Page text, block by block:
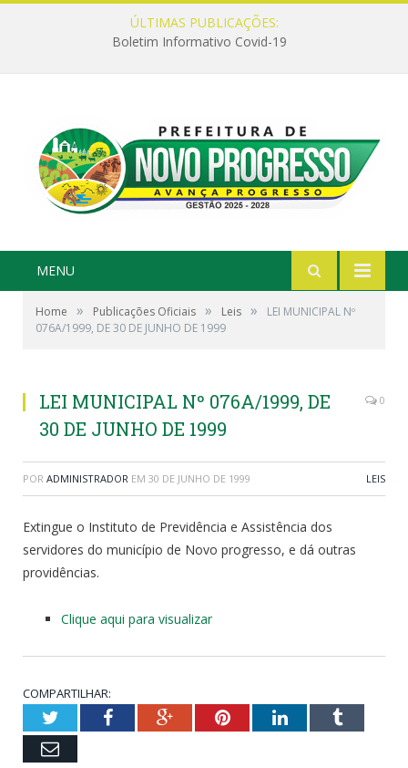
ÚLTIMAS PUBLICAÇÕES:
Boletim Informativo Covid-19
MENU
Home » Publicações Oficiais » Leis »
LEI MUNICIPAL Nº
076A/1999, DE 30 DE JUNHO DE 1999
LEI MUNICIPAL Nº 076A/1999, DE
30 DE JUNHO DE 1999
0
POR ADMINISTRADOR EM 30 DE JUNHO DE 1999 LEIS
Extingue o Instituto de Previdência e Assistência dos
servidores do município de Novo progresso, e dá outras
providências.
Clique aqui para visualizar
COMPARTILHAR:
TwitterFacebookGoogle+PinterestLinkedInTumblr
Email